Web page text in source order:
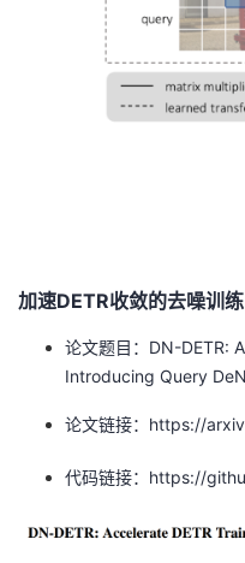
加速DETR收敛的去噪训练
论文题目：DN-DETR:
Introducing Query
论文链接：https://
代码链接：https://